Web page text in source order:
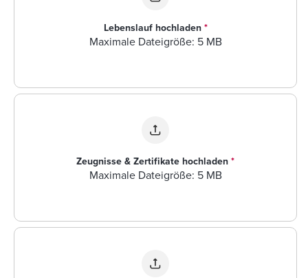
Lebenslauf hochladen *
Maximale Dateigröße: 5 MB
Zeugnisse & Zertifikate hochladen *
Maximale Dateigröße: 5 MB